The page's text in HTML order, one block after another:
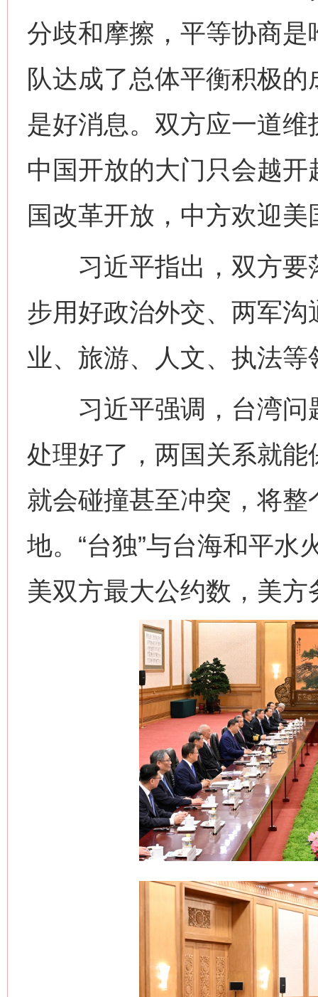
分歧和摩擦，平等协商
队达成了总体平衡积极
是好消息。双方应一道
中国开放的大门只会越
国改革开放，中方欢迎
习近平指出，双方要
步用好政治外交、两军
业、旅游、人文、执法
习近平强调，台湾问
处理好了，两国关系就
就会碰撞甚至冲突，将
地。“台独”与台海和平水
美双方最大公约数，美